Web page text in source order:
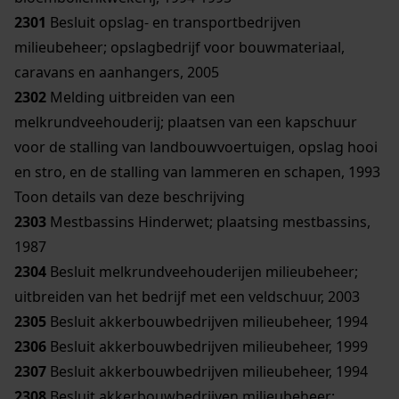
2301 Besluit opslag- en transportbedrijven
milieubeheer; opslagbedrijf voor bouwmateriaal,
caravans en aanhangers, 2005
2302 Melding uitbreiden van een
melkrundveehouderij; plaatsen van een kapschuur
voor de stalling van landbouwvoertuigen, opslag hooi
en stro, en de stalling van lammeren en schapen, 1993
Toon details van deze beschrijving
2303 Mestbassins Hinderwet; plaatsing mestbassins,
1987
2304 Besluit melkrundveehouderijen milieubeheer;
uitbreiden van het bedrijf met een veldschuur, 2003
2305 Besluit akkerbouwbedrijven milieubeheer, 1994
2306 Besluit akkerbouwbedrijven milieubeheer, 1999
2307 Besluit akkerbouwbedrijven milieubeheer, 1994